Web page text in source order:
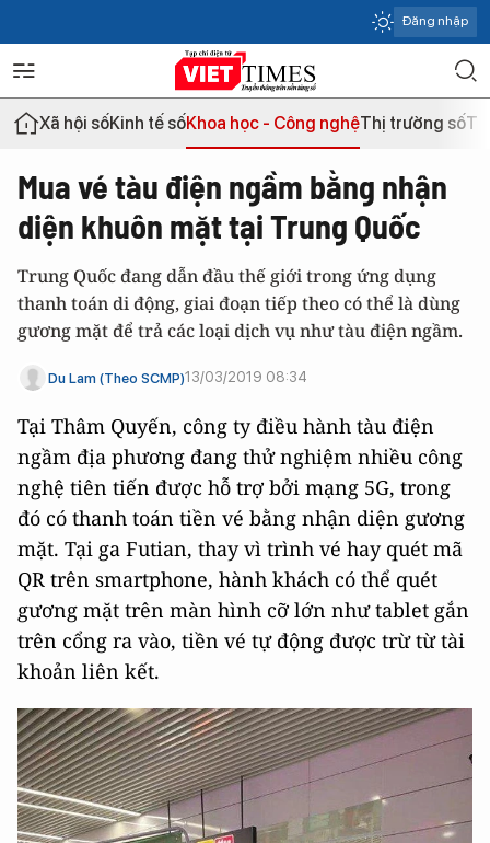
Đăng nhập
Xã hội sốKinh tế sốKhoa học - Công nghệThị trường số
Mua vé tàu điện ngầm bằng nhận
diện khuôn mặt tại Trung Quốc
Trung Quốc đang dẫn đầu thế giới trong ứng dụng
thanh toán di động, giai đoạn tiếp theo có thể là dùng
gương mặt để trả các loại dịch vụ như tàu điện ngầm.
Du Lam (Theo SCMP)13/03/2019 08:34
Tại Thâm Quyến, công ty điều hành tàu điện
ngầm địa phương đang thử nghiệm nhiều công
nghệ tiên tiến được hỗ trợ bởi mạng 5G, trong
đó có thanh toán tiền vé bằng nhận diện gương
mặt. Tại ga Futian, thay vì trình vé hay quét mã
QR trên smartphone, hành khách có thể quét
gương mặt trên màn hình cỡ lớn như tablet gắn
trên cổng ra vào, tiền vé tự động được trừ từ tài
khoản liên kết.